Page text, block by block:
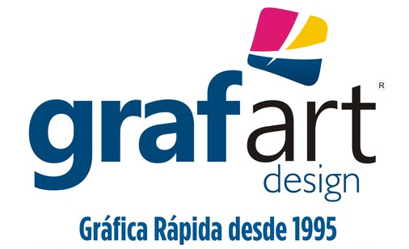
PAPEL DE SEDA PERSONALIZADO
Preço sob consulta